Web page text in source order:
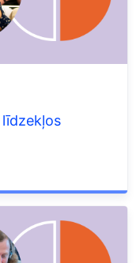
līdzekļos